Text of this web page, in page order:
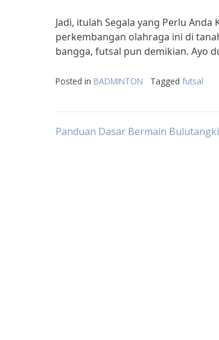
Jadi, itulah Segala yang Perlu Anda
perkembangan olahraga ini di
bangga, futsal pun demikian. Ayo
Posted in BADMINTON Tagged futsal
Post
Panduan Dasar Bermain